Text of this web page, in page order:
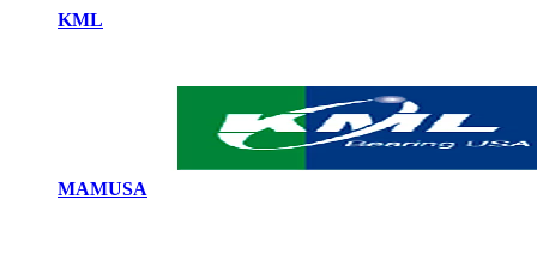
KML
MAMUSA